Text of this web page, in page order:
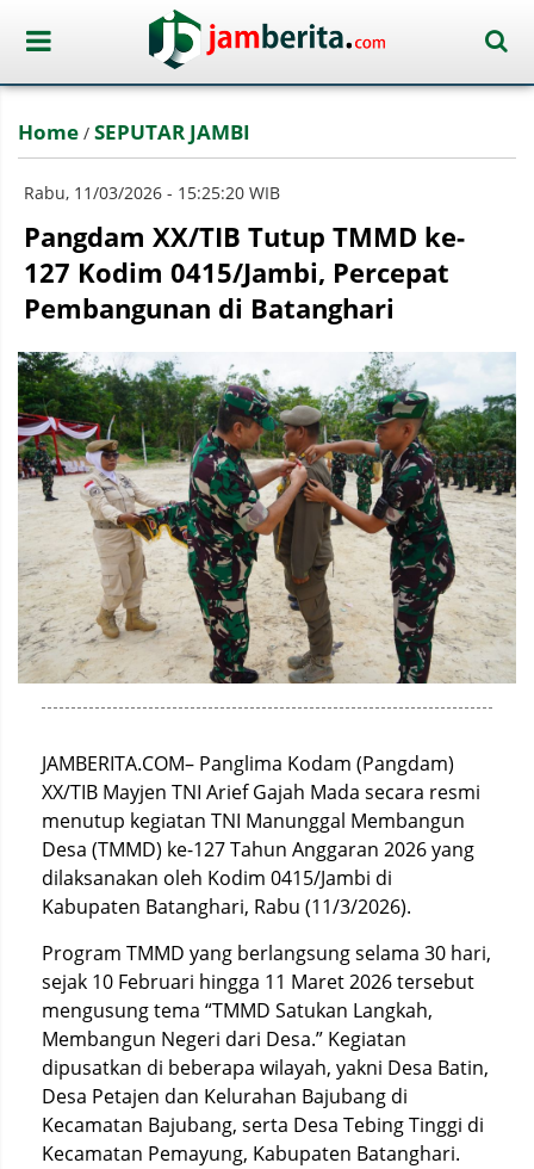
Home / SEPUTAR JAMBI
Rabu, 11/03/2026 - 15:25:20 WIB
Pangdam XX/TIB Tutup TMMD ke-
127 Kodim 0415/Jambi, Percepat
Pembangunan di Batanghari
JAMBERITA.COM– Panglima Kodam (Pangdam)
XX/TIB Mayjen TNI Arief Gajah Mada secara resmi
menutup kegiatan TNI Manunggal Membangun
Desa (TMMD) ke-127 Tahun Anggaran 2026 yang
dilaksanakan oleh Kodim 0415/Jambi di
Kabupaten Batanghari, Rabu (11/3/2026).
Program TMMD yang berlangsung selama 30 hari,
sejak 10 Februari hingga 11 Maret 2026 tersebut
mengusung tema “TMMD Satukan Langkah,
Membangun Negeri dari Desa.” Kegiatan
dipusatkan di beberapa wilayah, yakni Desa Batin,
Desa Petajen dan Kelurahan Bajubang di
Kecamatan Bajubang, serta Desa Tebing Tinggi di
Kecamatan Pemayung, Kabupaten Batanghari.